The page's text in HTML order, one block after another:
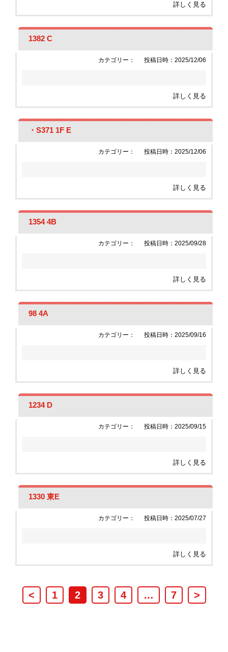
詳しく見る
1382 C
カテゴリー： 投稿日時：2025/12/06
詳しく見る
・S371 1F E
カテゴリー： 投稿日時：2025/12/06
詳しく見る
1354 4B
カテゴリー： 投稿日時：2025/09/28
詳しく見る
98 4A
カテゴリー： 投稿日時：2025/09/16
詳しく見る
1234 D
カテゴリー： 投稿日時：2025/09/15
詳しく見る
1330 東E
カテゴリー： 投稿日時：2025/07/27
詳しく見る
< 1 2 3 4 … 7 >